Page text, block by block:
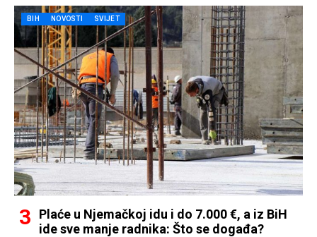
BIH NOVOSTI SVIJET
Plaće u Njemačkoj idu i do 7.000 €, a iz BiH
ide sve manje radnika: Što se događa?